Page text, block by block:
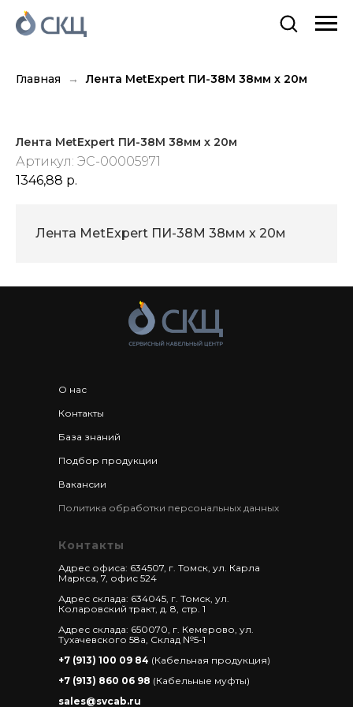
Главная Лента MetExpert ПИ-38М 38мм х 20м
Лента MetExpert ПИ-38М 38мм х 20м
Артикул: ЭС-00005971
1346,88 р.
Лента MetExpert ПИ-38М 38мм х 20м
О нас
Контакты
База знаний
Подбор продукции
Вакансии
Политика обработки персональных данных
Адрес офиса: 634507, г. Томск, ул. Карла
Маркса, 7, офис 524
Адрес склада: 634045, г. Томск, ул.
Коларовский тракт, д. 8, стр. 1
Адрес склада: 650070, г. Кемерово, ул.
Тухачевского 58а, Склад №5-1
+7 (913) 100 09 84 (Кабельная продукция)
+7 (913) 860 06 98 (Кабельные муфты)
sales@svcab.ru
Контакты